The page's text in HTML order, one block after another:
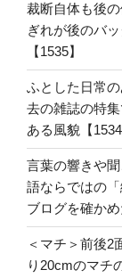
裁断自体も後
ぎれが後のバ
【1535】
ふとした日常
去の雑誌の特
ある風貌【1534
言葉の響きや
語ならではの
ブログを確かめ
＜マチ＞前後2
り20cmのマチ